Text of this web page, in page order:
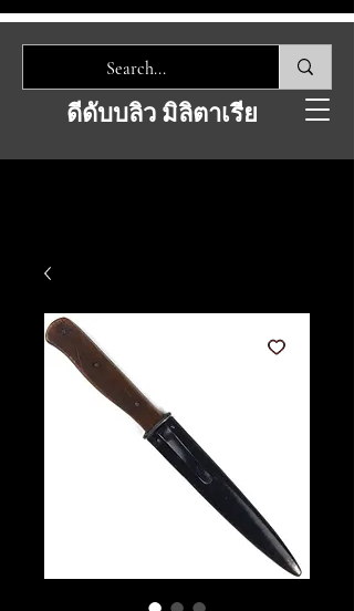
ดีดับบลิว มิลิตาเรีย